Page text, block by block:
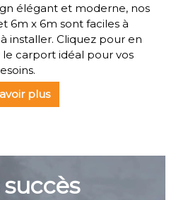
élégant et moderne, nos
6m x 6m sont faciles à
installer. Cliquez pour en
le carport idéal pour vos
plus
succès